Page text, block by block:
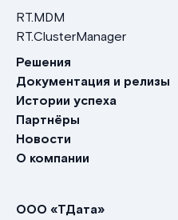
RT.MDM
RT.ClusterManager
Решения
Документация и релизы
Истории успеха
Партнёры
Новости
О компании
ООО «ТДата»